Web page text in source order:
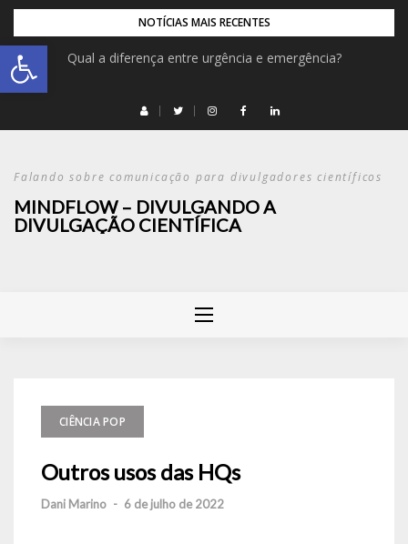
Abrir a barra de ferramentas
NOTÍCIAS MAIS RECENTES
Qual a diferença entre urgência e emergência?
Falando sobre comunicação para divulgadores científicos
MINDFLOW – DIVULGANDO A
DIVULGAÇÃO CIENTÍFICA
CIÊNCIA POP
Outros usos das HQs
Dani Marino - 6 de julho de 2022